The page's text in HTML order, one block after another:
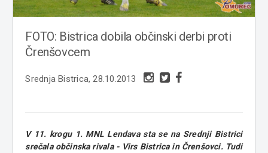
FOTO: Bistrica dobila občinski derbi proti
Črenšovcem
Srednja Bistrica, 28.10.2013
V 11. krogu 1. MNL Lendava sta se na Srednji Bistrici
srečala občinska rivala - Virs Bistrica in Črenšovci. Tudi